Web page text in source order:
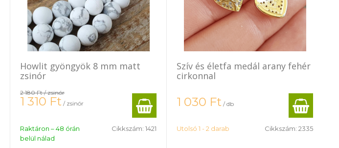
Howlit gyöngyök 8 mm matt
zsinór
2 180 Ft/ zsinór
1 310 Ft / zsinór
Raktáron – 48 órán
belül nálad
Cikkszám: 1421
Szív és életfa medál arany fehér
cirkonnal
1 030 Ft / db
Utolsó 1 - 2 darab Cikkszám: 2335